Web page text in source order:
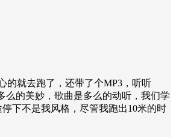
的就去跑了，还带了个MP3，听听
么的美妙，歌曲是多么的动听，我们学
下不是我风格，尽管我跑出10米的时